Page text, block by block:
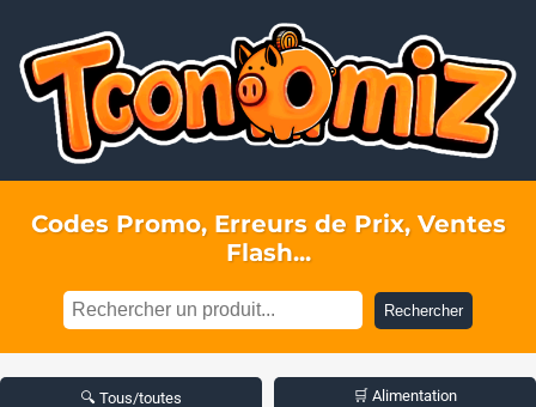
Codes Promo, Erreurs de Prix, Ventes
Flash...
Rechercher
🔍 Tous/toutes 🛒 Alimentation